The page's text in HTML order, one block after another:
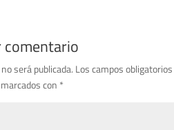
comentario
será publicada. Los campos obligatorios
con *